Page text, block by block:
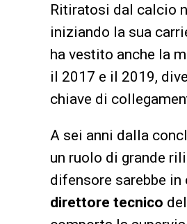
Ritiratosi dal calcio
iniziando la sua
ha vestito anche la
il 2017 e il 2019,
chiave di
A sei anni dalla
un ruolo di grande
difensore sarebbe
direttore tecnico